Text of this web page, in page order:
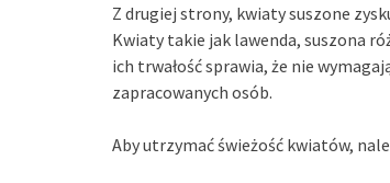
Z drugiej strony, kwiaty suszone
Kwiaty takie jak lawenda, suszona
ich trwałość sprawia, że nie
zapracowanych osób.
Aby utrzymać świeżość kwiatów,